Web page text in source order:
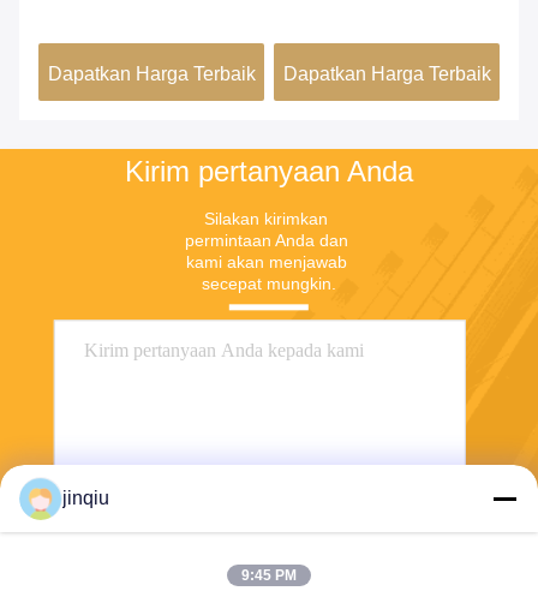
Dapatkan Harga Terbaik Dapatkan Harga Terbaik
Kirim pertanyaan Anda
Silakan kirimkan
permintaan Anda dan
kami akan menjawab
secepat mungkin.
jinqiu
9:45 PM